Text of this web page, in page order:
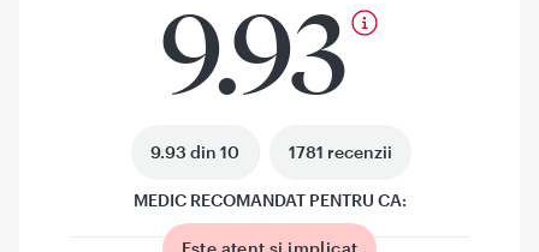
9.93
9.93 din 10 1781 recenzii
MEDIC RECOMANDAT PENTRU CA:
Este atent si implicat